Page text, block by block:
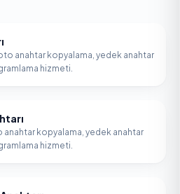
anahtar kopyalama, yedek anahtar
hizmeti.
anahtar kopyalama, yedek anahtar
hizmeti.